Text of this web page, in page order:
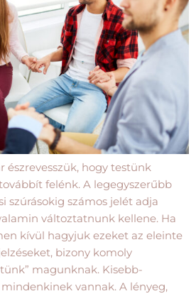
észrevesszük, hogy testünk
felénk. A legegyszerűbb
szúrásokig számos jelét adja
változtatnunk kellene. Ha
kívül hagyjuk ezeket az eleinte
bizony komoly
magunknak. Kisebb-
vannak. A lényeg,